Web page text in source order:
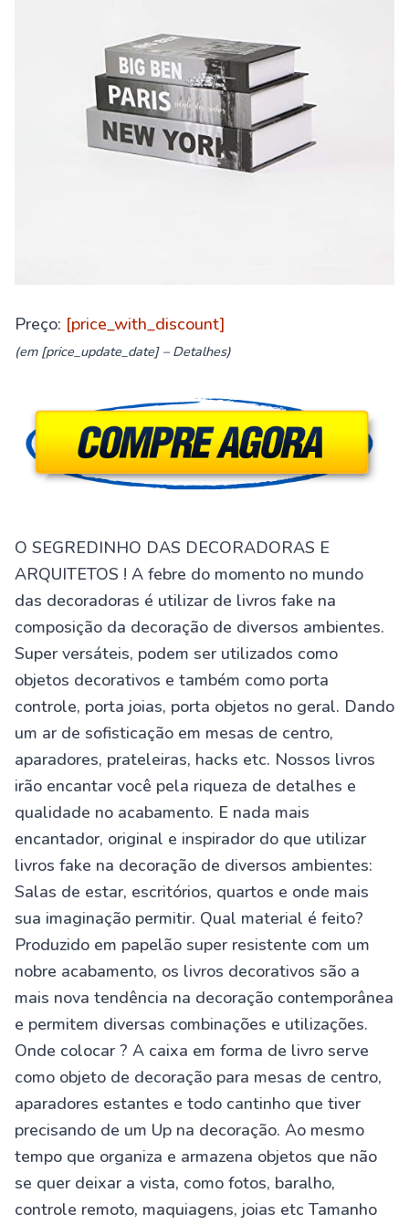
Preço: [price_with_discount]
(em [price_update_date] – Detalhes)
O SEGREDINHO DAS DECORADORAS E
ARQUITETOS ! A febre do momento no mundo
das decoradoras é utilizar de livros fake na
composição da decoração de diversos ambientes.
Super versáteis, podem ser utilizados como
objetos decorativos e também como porta
controle, porta joias, porta objetos no geral. Dando
um ar de sofisticação em mesas de centro,
aparadores, prateleiras, hacks etc. Nossos livros
irão encantar você pela riqueza de detalhes e
qualidade no acabamento. E nada mais
encantador, original e inspirador do que utilizar
livros fake na decoração de diversos ambientes:
Salas de estar, escritórios, quartos e onde mais
sua imaginação permitir. Qual material é feito?
Produzido em papelão super resistente com um
nobre acabamento, os livros decorativos são a
mais nova tendência na decoração contemporânea
e permitem diversas combinações e utilizações.
Onde colocar ? A caixa em forma de livro serve
como objeto de decoração para mesas de centro,
aparadores estantes e todo cantinho que tiver
precisando de um Up na decoração. Ao mesmo
tempo que organiza e armazena objetos que não
se quer deixar a vista, como fotos, baralho,
controle remoto, maquiagens, joias etc Tamanho